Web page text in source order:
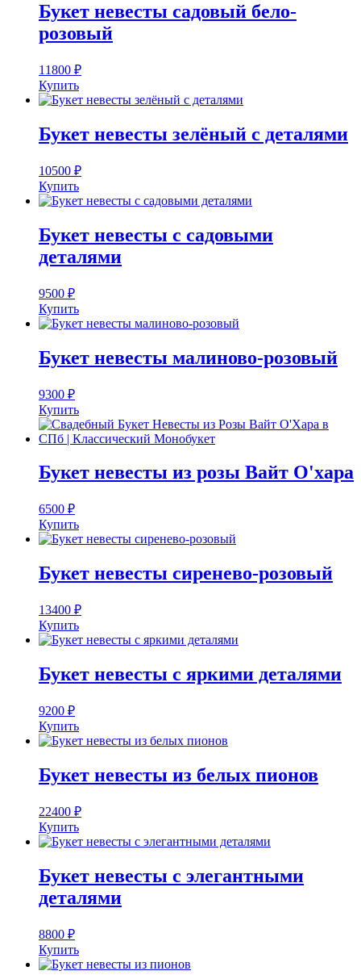
Букет невесты садовый бело-
розовый
11800 ₽
Купить
Букет невесты зелёный с деталями
10500 ₽
Купить
Букет невесты с садовыми
деталями
9500 ₽
Купить
Букет невесты малиново-розовый
9300 ₽
Купить
Букет невесты из розы Вайт О'хара
6500 ₽
Купить
Букет невесты сиренево-розовый
13400 ₽
Купить
Букет невесты с яркими деталями
9200 ₽
Купить
Букет невесты из белых пионов
22400 ₽
Купить
Букет невесты с элегантными
деталями
8800 ₽
Купить